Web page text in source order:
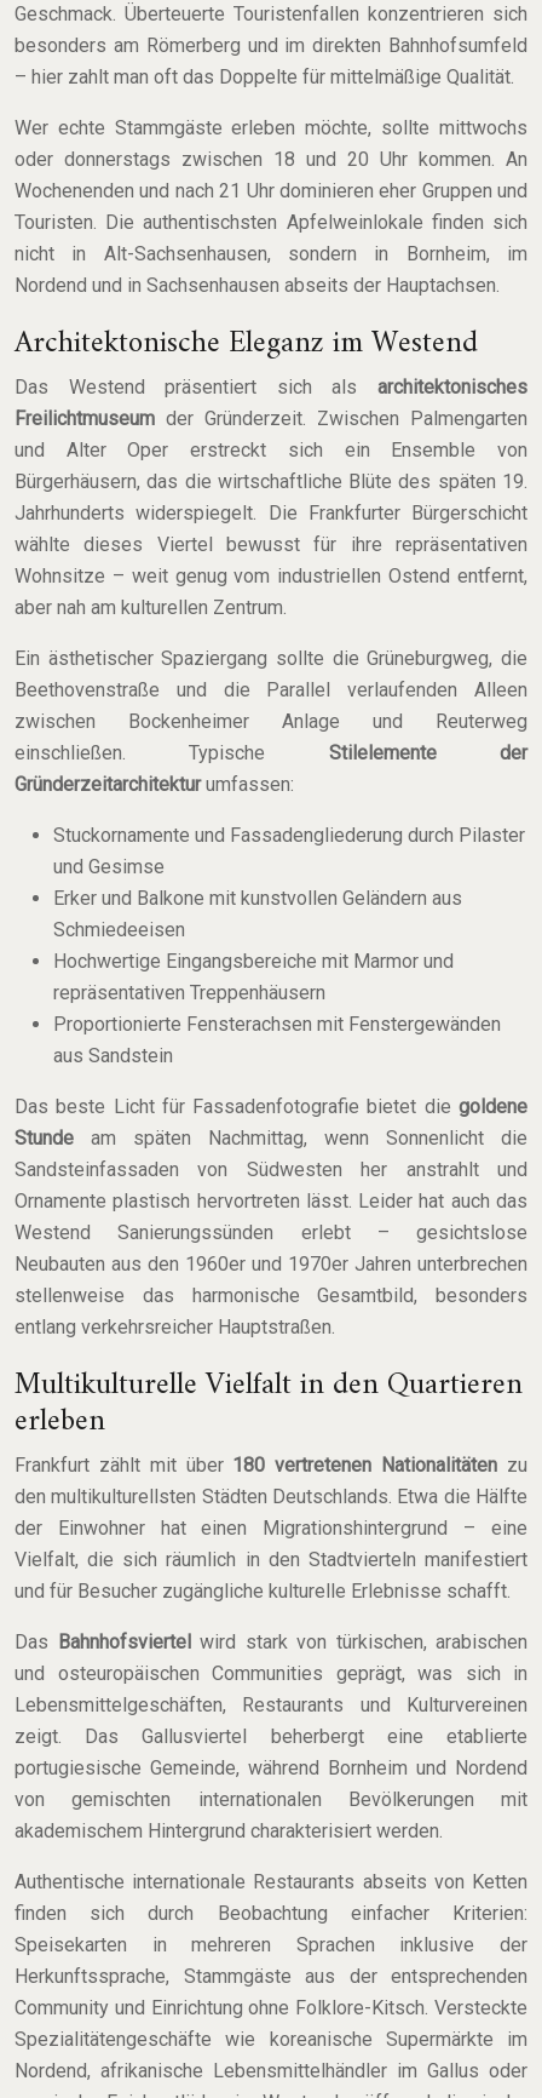
Geschmack. Überteuerte Touristenfallen konzentrieren sich
besonders am Römerberg und im direkten Bahnhofsumfeld
– hier zahlt man oft das Doppelte für mittelmäßige Qualität.
Wer echte Stammgäste erleben möchte, sollte mittwochs
oder donnerstags zwischen 18 und 20 Uhr kommen. An
Wochenenden und nach 21 Uhr dominieren eher Gruppen und
Touristen. Die authentischsten Apfelweinlokale finden sich
nicht in Alt-Sachsenhausen, sondern in Bornheim, im
Nordend und in Sachsenhausen abseits der Hauptachsen.
Architektonische Eleganz im Westend
Das Westend präsentiert sich als architektonisches
Freilichtmuseum der Gründerzeit. Zwischen Palmengarten
und Alter Oper erstreckt sich ein Ensemble von
Bürgerhäusern, das die wirtschaftliche Blüte des späten 19.
Jahrhunderts widerspiegelt. Die Frankfurter Bürgerschicht
wählte dieses Viertel bewusst für ihre repräsentativen
Wohnsitze – weit genug vom industriellen Ostend entfernt,
aber nah am kulturellen Zentrum.
Ein ästhetischer Spaziergang sollte die Grüneburgweg, die
Beethovenstraße und die Parallel verlaufenden Alleen
zwischen Bockenheimer Anlage und Reuterweg
einschließen. Typische Stilelemente der
Gründerzeitarchitekturumfassen:
Stuckornamente und Fassadengliederung durch Pilaster
und Gesimse
Erker und Balkone mit kunstvollen Geländern aus
Schmiedeeisen
Hochwertige Eingangsbereiche mit Marmor und
repräsentativen Treppenhäusern
Proportionierte Fensterachsen mit Fenstergewänden
aus Sandstein
Das beste Licht für Fassadenfotografie bietet die goldene
Stunde am späten Nachmittag, wenn Sonnenlicht die
Sandsteinfassaden von Südwesten her anstrahlt und
Ornamente plastisch hervortreten lässt. Leider hat auch das
Westend Sanierungssünden erlebt – gesichtslose
Neubauten aus den 1960er und 1970er Jahren unterbrechen
stellenweise das harmonische Gesamtbild, besonders
entlang verkehrsreicher Hauptstraßen.
Multikulturelle Vielfalt in den Quartieren
erleben
Frankfurt zählt mit über 180 vertretenen Nationalitäten zu
den multikulturellsten Städten Deutschlands. Etwa die Hälfte
der Einwohner hat einen Migrationshintergrund – eine
Vielfalt, die sich räumlich in den Stadtvierteln manifestiert
und für Besucher zugängliche kulturelle Erlebnisse schafft.
Das Bahnhofsviertelwird stark von türkischen, arabischen
und osteuropäischen Communities geprägt, was sich in
Lebensmittelgeschäften, Restaurants und Kulturvereinen
zeigt. Das Gallusviertel beherbergt eine etablierte
portugiesische Gemeinde, während Bornheim und Nordend
von gemischten internationalen Bevölkerungen mit
akademischem Hintergrund charakterisiert werden.
Authentische internationale Restaurants abseits von Ketten
finden sich durch Beobachtung einfacher Kriterien:
Speisekarten in mehreren Sprachen inklusive der
Herkunftssprache, Stammgäste aus der entsprechenden
Community und Einrichtung ohne Folklore-Kitsch. Versteckte
Spezialitätengeschäfte wie koreanische Supermärkte im
Nordend, afrikanische Lebensmittelhändler im Gallus oder